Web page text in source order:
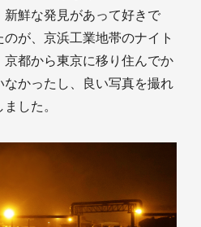
鮮な発見があって好きで
が、京浜工業地帯のナイト
京都から東京に移り住んでか
なかったし、良い写真を撮れ
した。